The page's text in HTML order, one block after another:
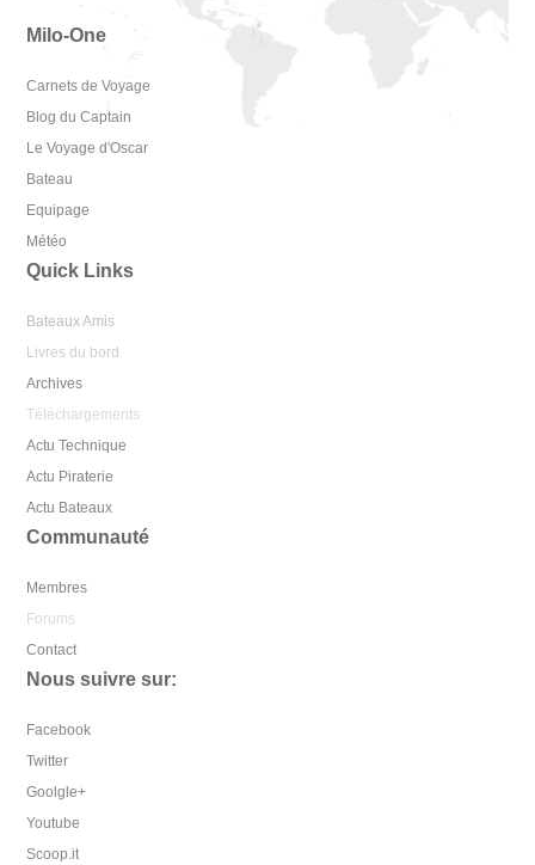
Milo-One
Carnets de Voyage
Blog du Captain
Le Voyage d'Oscar
Bateau
Equipage
Météo
Quick Links
Bateaux Amis
Livres du bord
Archives
Téléchargements
Actu Technique
Actu Piraterie
Actu Bateaux
Communauté
Membres
Forums
Contact
Nous suivre sur:
Facebook
Twitter
Goolgle+
Youtube
Scoop.it